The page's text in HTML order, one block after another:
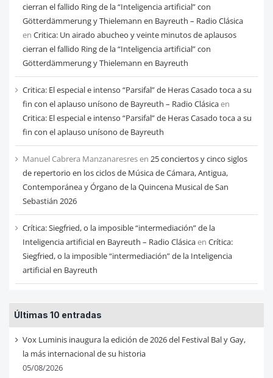
cierran el fallido Ring de la “Inteligencia artificial” con
Götterdämmerung y Thielemann en Bayreuth – Radio Clásica
en Critica: Un airado abucheo y veinte minutos de aplausos
cierran el fallido Ring de la “Inteligencia artificial” con
Götterdämmerung y Thielemann en Bayreuth
Critica: El especial e intenso “Parsifal” de Heras Casado toca a su
fin con el aplauso unísono de Bayreuth – Radio Clásicaen
Critica: El especial e intenso “Parsifal” de Heras Casado toca a su
fin con el aplauso unísono de Bayreuth
Manuel Cabrera Manzanaresresen 25 conciertos y cinco siglos
de repertorio en los ciclos de Música de Cámara, Antigua,
Contemporánea y Órgano de la Quincena Musical de San
Sebastián 2026
Crítica: Siegfried, o la imposible “intermediación” de la
Inteligencia artificial en Bayreuth – Radio Clásicaen Crítica:
Siegfried, o la imposible “intermediación” de la Inteligencia
artificial en Bayreuth
Últimas 10 entradas
Vox Luminis inaugura la edición de 2026 del Festival Bal y Gay,
la más internacional de su historia
05/08/2026